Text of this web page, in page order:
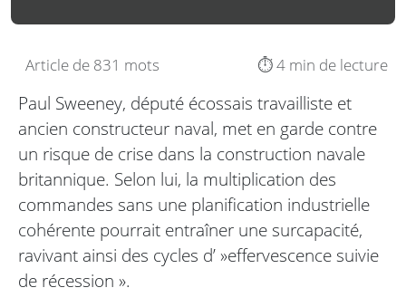
Article de 831 mots ⏱️ 4 min de lecture
Paul Sweeney, député écossais travailliste et
ancien constructeur naval, met en garde contre
un risque de crise dans la construction navale
britannique. Selon lui, la multiplication des
commandes sans une planification industrielle
cohérente pourrait entraîner une surcapacité,
ravivant ainsi des cycles d’ »effervescence suivie
de récession ».